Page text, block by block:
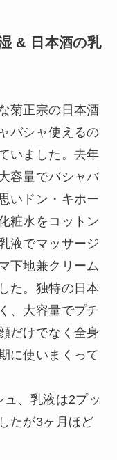
& 日本酒の乳
菊正宗の日本酒
バシャ使えるの
いました。去年
容量でバシャバ
いドン・キホー
粧水をコットン
液でマッサージ
下地兼クリーム
た。独特の日本
、大容量でプチ
だけでなく全身
に使いまくって
、乳液は2プッ
たが3ヶ月ほど